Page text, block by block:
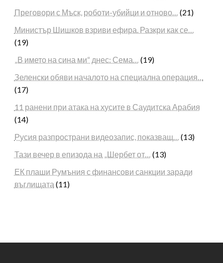
Преговори с Мъск, роботи-убийци и отново…
(21)
Министър Шишков взриви ефира. Разкри как се…
(19)
„В името на сина ми“ днес: Сема…
(19)
Зеленски обяви началото на специална операция…
(17)
11 ранени при атака на хусите в Саудитска Арабия
(14)
Русия разпространи видеозапис, показващ…
(13)
Тази вечер в епизода на „Шербет от…
(13)
ЕК плаши Румъния с финансови санкции заради
въглищата (11)